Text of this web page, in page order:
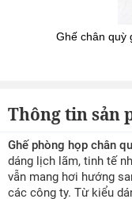
Ghế chân quỳ
Thông tin sản
Ghế phòng họp chân
dáng lịch lãm, tinh tế
vẫn mang hơi hướng
các công ty. Từ kiểu